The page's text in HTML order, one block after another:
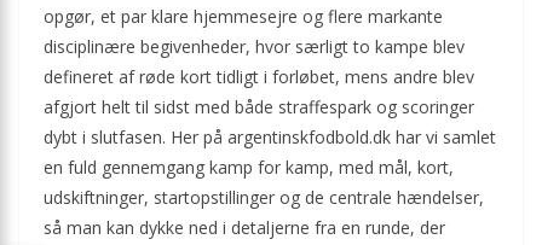
opgør, et par klare hjemmesejre og flere markante
disciplinære begivenheder, hvor særligt to kampe blev
defineret af røde kort tidligt i forløbet, mens andre blev
afgjort helt til sidst med både straffespark og scoringer
dybt i slutfasen. Her på argentinskfodbold.dk har vi samlet
en fuld gennemgang kamp for kamp, med mål, kort,
udskiftninger, startopstillinger og de centrale hændelser,
så man kan dykke ned i detaljerne fra en runde, der